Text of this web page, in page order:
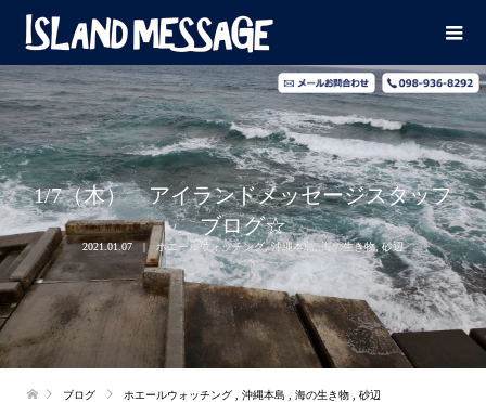
1/7（木） アイランドメッセージスタッフ
ブログ☆
2021.01.07 ホエールウォッチング,沖縄本島 ,海の生き物,砂辺
ブログ ホエールウォッチング 沖縄本島 海の生き物
砂辺